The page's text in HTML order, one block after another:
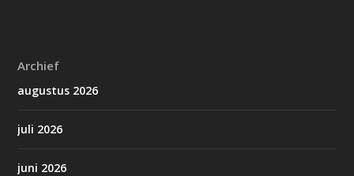
Archief
augustus 2026
juli 2026
juni 2026